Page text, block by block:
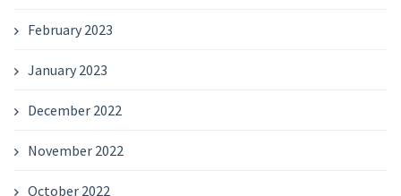
February 2023
January 2023
December 2022
November 2022
October 2022